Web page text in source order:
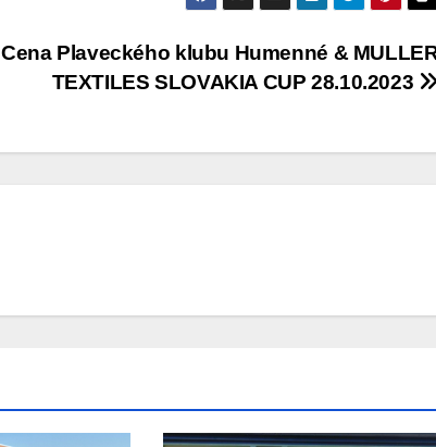
Cena Plaveckého klubu Humenné &
TEXTILES SLOVAKIA CUP 28.10.2023